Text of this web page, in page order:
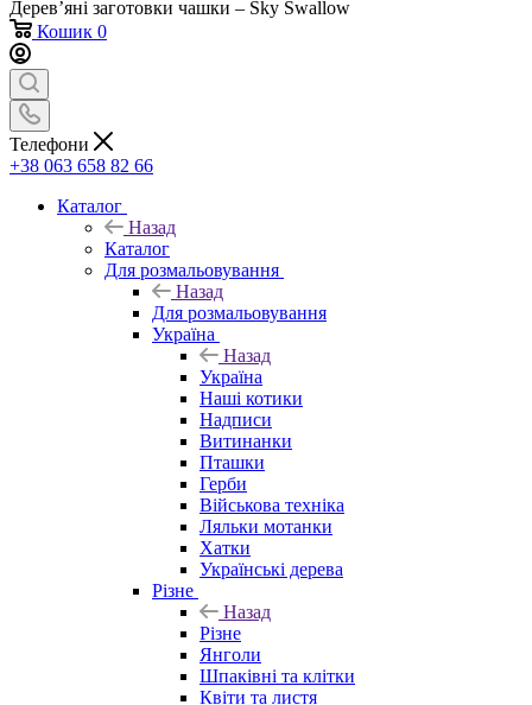
Дерев’яні заготовки чашки – Sky Swallow
Кошик 0
Телефони
+38 063 658 82 66
Каталог
Назад
Каталог
Для розмальовування
Назад
Для розмальовування
Україна
Назад
Україна
Наші котики
Надписи
Витинанки
Пташки
Герби
Військова техніка
Ляльки мотанки
Хатки
Українські дерева
Різне
Назад
Різне
Янголи
Шпаківні та клітки
Квіти та листя